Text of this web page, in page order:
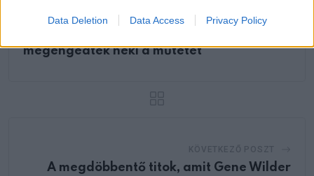
Data Deletion Data Access Privacy Policy
A hatéves gyermeket annyira piszkálták az
megengedték neki a műtétet
A megdöbbentő titok, amit Gene Wilder